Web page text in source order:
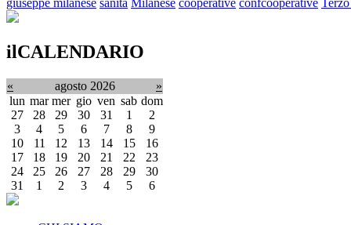
ilCALENDARIO
« agosto 2026
»
lun mar mer gio ven sab dom
27
28 29 30 31 1
2
3
4 5 6 7 8
9
10
11 12 13 14 15
16
17
18 19 20 21 22
23
24
25 26 27 28 29
30
31
1 2 3 4 5 6